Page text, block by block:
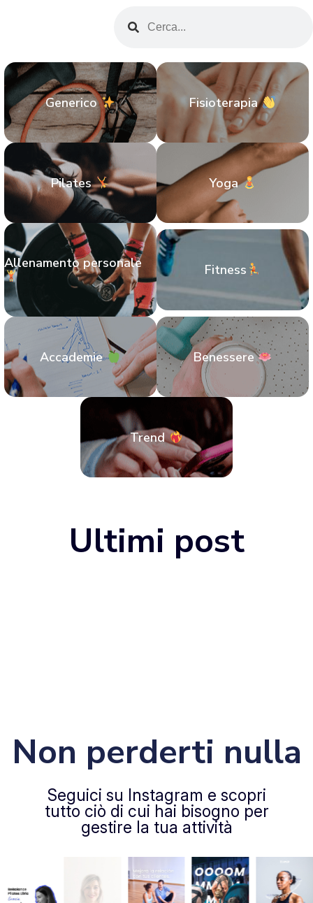
Generico Fisioterapia
Pilates Yoga
Allenamento personale Fitness
Accademie Benessere
Trend
Ultimi post
Non perderti nulla
Seguici su Instagram e scopri
tutto ciò di cui hai bisogno per
gestire la tua attività